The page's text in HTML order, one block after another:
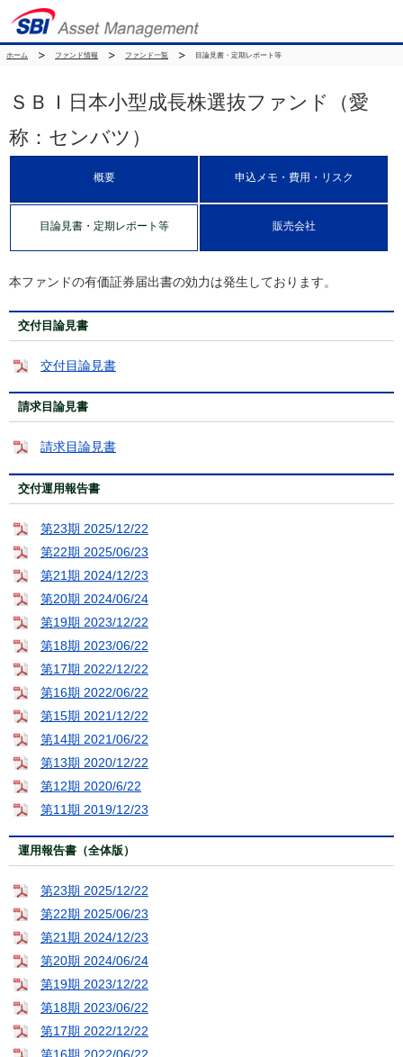
ホーム ファンド情報 ファンド一覧 目論見書・定期レポート等
ＳＢＩ日本小型成長株選抜ファンド（愛
称：センバツ）
概要 申込メモ・費用・リスク
目論見書・定期レポート等 販売会社
本ファンドの有価証券届出書の効力は発生しております。
交付目論見書
交付目論見書
請求目論見書
請求目論見書
交付運用報告書
第23期 2025/12/22
第22期 2025/06/23
第21期 2024/12/23
第20期 2024/06/24
第19期 2023/12/22
第18期 2023/06/22
第17期 2022/12/22
第16期 2022/06/22
第15期 2021/12/22
第14期 2021/06/22
第13期 2020/12/22
第12期 2020/6/22
第11期 2019/12/23
運用報告書（全体版）
第23期 2025/12/22
第22期 2025/06/23
第21期 2024/12/23
第20期 2024/06/24
第19期 2023/12/22
第18期 2023/06/22
第17期 2022/12/22